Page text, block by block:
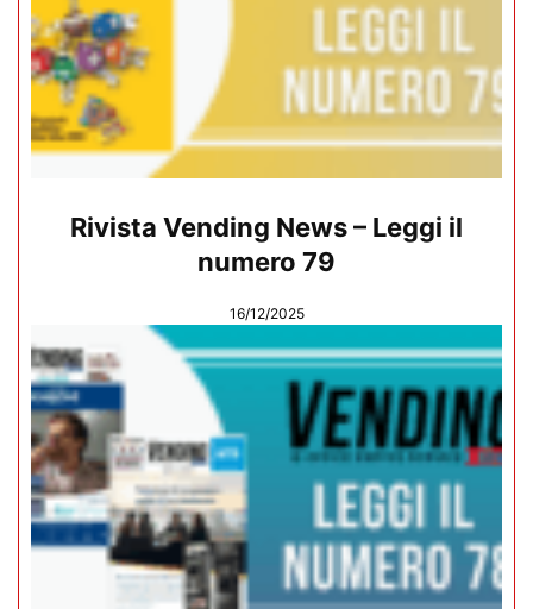
Rivista Vending News – Leggi il
numero 79
16/12/2025